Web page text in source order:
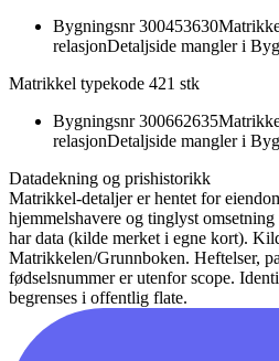
Bygningsnr300453630
relasjonDetaljside mangler i
Matrikkel typekode 421 stk
Bygningsnr300662635
relasjonDetaljside mangler i
Datadekning og prishistorikk
Matrikkel-detaljer er hentet for
hjemmelshavere og tinglyst
har data (kilde merket i egne kort).
Matrikkelen/Grunnboken. Heftelser,
fødselsnummer er utenfor scope.
begrenses i offentlig flate.